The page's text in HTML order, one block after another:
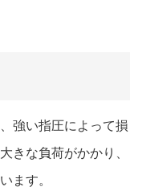
強い指圧によって損
きな負荷がかかり、
ます。